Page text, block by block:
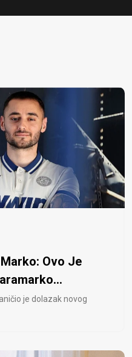
Ovo Je
je dolazak novog